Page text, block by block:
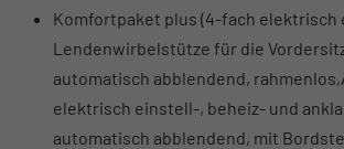
Komfortpaket plus (4-fach elektrisch
Lendenwirbelstütze für die
automatisch abblendend,
elektrisch einstell-, beheiz- und
automatisch abblendend, mit